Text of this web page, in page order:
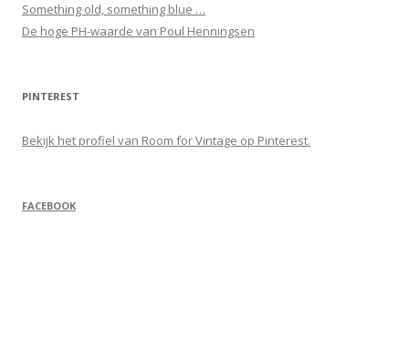
Something old, something blue …
De hoge PH-waarde van Poul Henningsen
PINTEREST
Bekijk het profiel van Room for Vintage op Pinterest.
FACEBOOK